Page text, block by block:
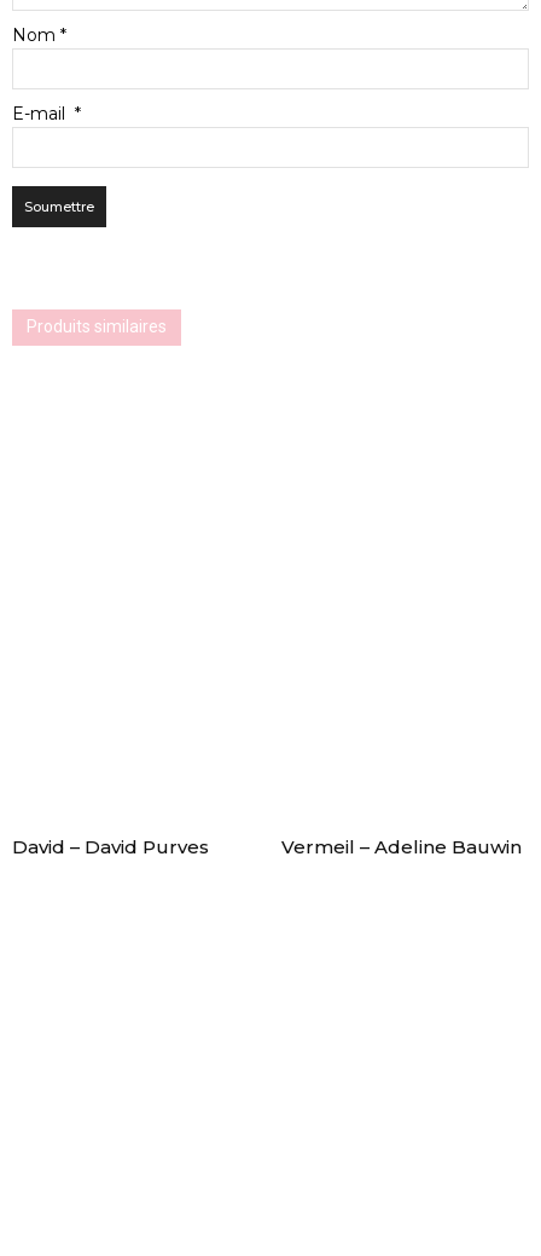
Nom *
E-mail *
Produits similaires
David – David Purves Vermeil – Adeline Bauwin